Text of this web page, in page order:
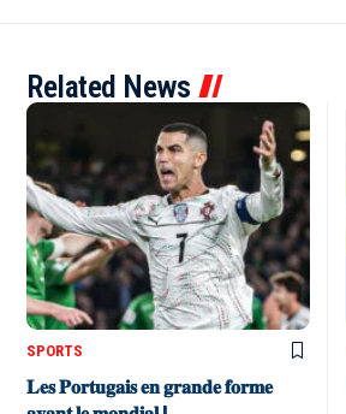
Related News
SPORTS
𝐋𝐞𝐬 𝐏𝐨𝐫𝐭𝐮𝐠𝐚𝐢𝐬 𝐞𝐧 𝐠𝐫𝐚𝐧𝐝𝐞 𝐟𝐨𝐫𝐦𝐞